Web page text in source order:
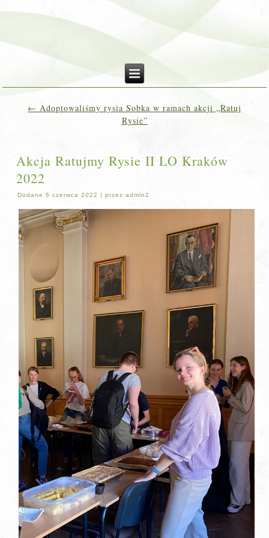
← Adoptowaliśmy rysia Sobka w ramach akcji „Ratuj
Rysie”
Akcja Ratujmy Rysie II LO Kraków
2022
Dodane 6 czerwca 2022 |przez admin2